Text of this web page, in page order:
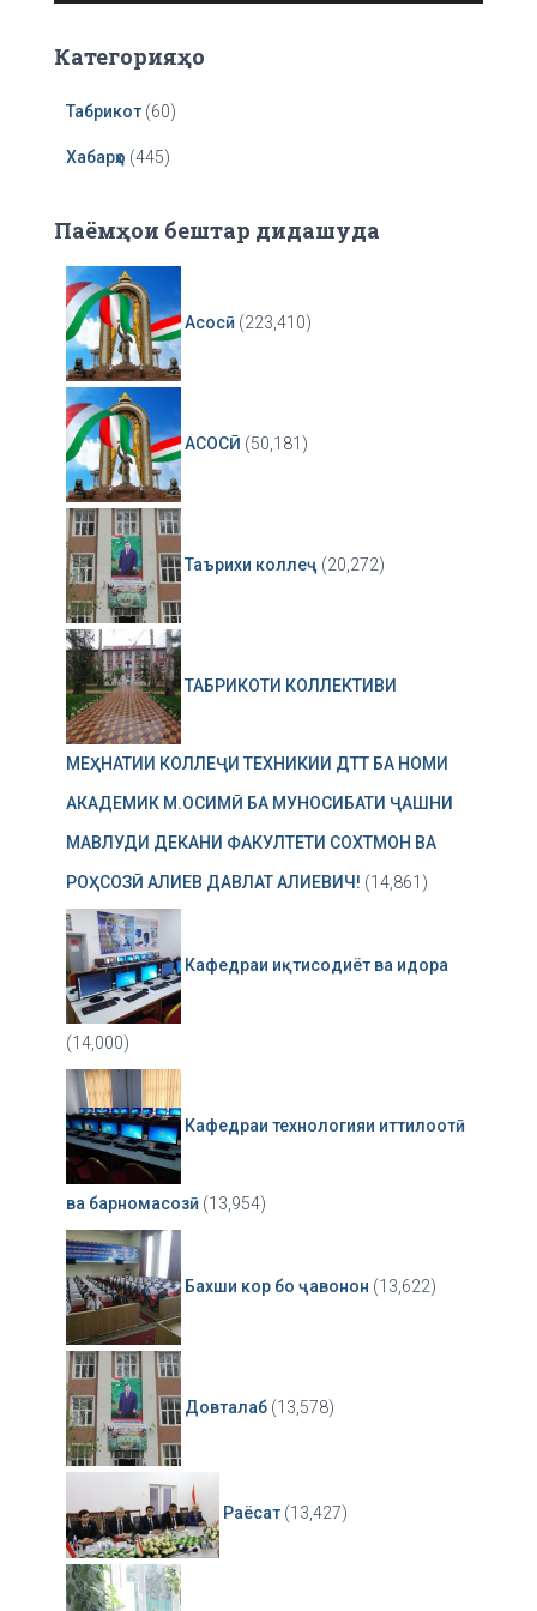
Категорияҳо
Табрикот (60)
Хабарҳо (445)
Паёмҳои бештар дидашуда
Асосӣ (223,410)
АСОСӢ (50,181)
Таърихи коллеҷ (20,272)
ТАБРИКОТИ КОЛЛЕКТИВИ
МЕҲНАТИИ КОЛЛЕҶИ ТЕХНИКИИ ДТТ БА НОМИ
АКАДЕМИК М.ОСИМӢ БА МУНОСИБАТИ ҶАШНИ
МАВЛУДИ ДЕКАНИ ФАКУЛТЕТИ СОХТМОН ВА
РОҲСОЗӢ АЛИЕВ ДАВЛАТ АЛИЕВИЧ! (14,861)
Кафедраи иқтисодиёт ва идора
(14,000)
Кафедраи технологияи иттилоотӣ
ва барномасозӣ (13,954)
Бахши кор бо ҷавонон (13,622)
Довталаб (13,578)
Раёсат (13,427)